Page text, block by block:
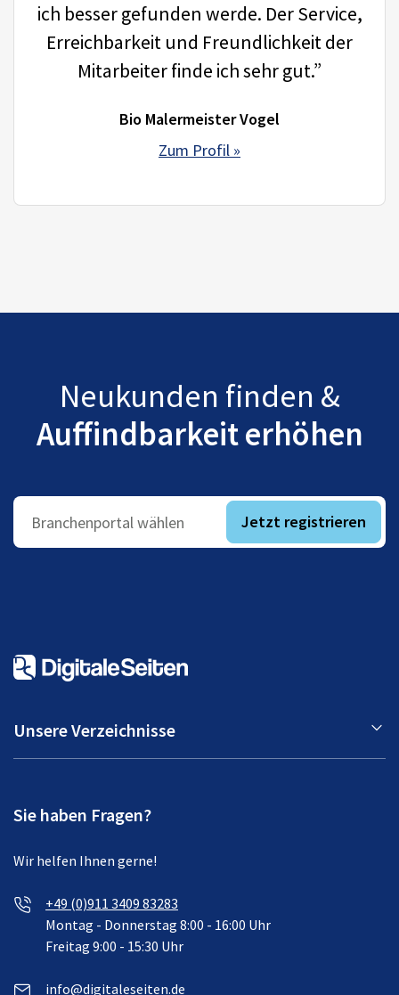
ich besser gefunden werde. Der Service,
Erreichbarkeit und Freundlichkeit der
Mitarbeiter finde ich sehr gut.”
Bio Malermeister Vogel
Zum Profil »
Neukunden finden &
Auffindbarkeit erhöhen
Branchenportal wählen Jetzt registrieren
Unsere Verzeichnisse
Sie haben Fragen?
Wir helfen Ihnen gerne!
+49 (0)911 3409 83283
Montag - Donnerstag 8:00 - 16:00 Uhr
Freitag 9:00 - 15:30 Uhr
info@digitaleseiten.de